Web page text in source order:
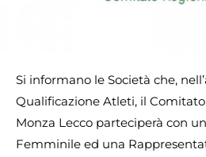
Si informano le Società che,
Qualificazione Atleti, il
Monza Lecco parteciperà con
Femminile ed una